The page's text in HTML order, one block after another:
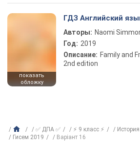
показать
обложку
ГДЗ Английский
Авторы: Naomi
Год: 2019
Описание: Family and
2nd edition
✅ ДПА ✅ ⚡ 9 класс ⚡
Гисем 2019
Варіант 16